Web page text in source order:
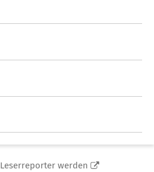
Leserreporter werden